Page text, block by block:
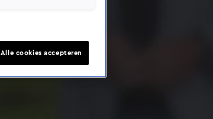
Alle cookies accepteren